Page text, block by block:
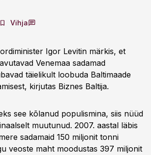
Vihja
Igor Levitin märkis, et
Venemaa sadamad
täielikult loobuda Baltimaade
kirjutas Biznes Baltija.
see kõlanud populismina, siis nüüd
muutunud. 2007. aastal läbis
sadamaid 150 miljonit tonni
veoste maht moodustas 397 miljonit